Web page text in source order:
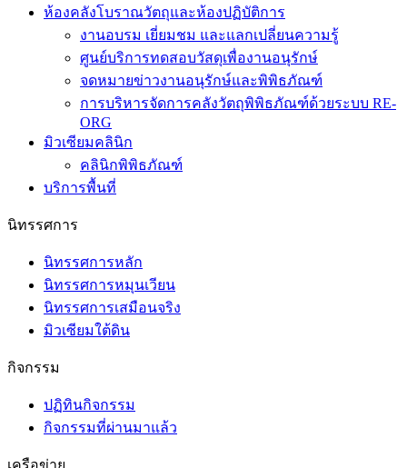
ห้องคลังโบราณวัตถุและห้องปฏิบัติการ
งานอบรม เยี่ยมชม และแลกเปลี่ยนความรู้
ศูนย์บริการทดสอบวัสดุเพื่องานอนุรักษ์
จดหมายข่าวงานอนุรักษ์และพิพิธภัณฑ์
การบริหารจัดการคลังวัตถุพิพิธภัณฑ์ด้วยระบบ RE-
ORG
มิวเซียมคลินิก
คลินิกพิพิธภัณฑ์
บริการพื้นที่
นิทรรศการ
นิทรรศการหลัก
นิทรรศการหมุนเวียน
นิทรรศการเสมือนจริง
มิวเซียมใต้ดิน
กิจกรรม
ปฏิทินกิจกรรม
กิจกรรมที่ผ่านมาแล้ว